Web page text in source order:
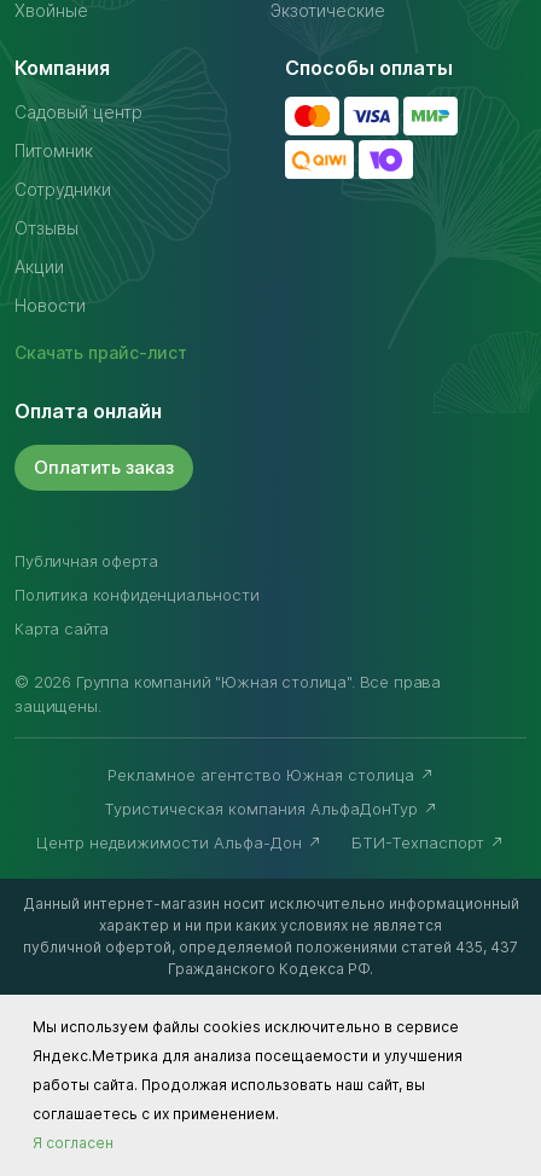
Хвойные
Экзотические
Компания
Садовый центр
Питомник
Сотрудники
Отзывы
Акции
Новости
Скачать прайс-лист
Способы оплаты
Оплата онлайн
Оплатить заказ
© 2026 Группа компаний "Южная столица". Все права
защищены.
Публичная оферта
Политика конфиденциальности
Карта сайта
Рекламное агентство Южная столица
Туристическая компания АльфаДонТур
Центр недвижимости Альфа-Дон
БТИ-Техпаспорт
Данный интернет-магазин носит исключительно информационный
характер и ни при каких условиях не является
публичной офертой, определяемой положениями статей 435, 437
Гражданского Кодекса РФ.
Мы используем файлы cookies исключительно в сервисе
Яндекс.Метрика для анализа посещаемости и улучшения
работы сайта. Продолжая использовать наш сайт, вы
соглашаетесь с их применением.
Я согласен